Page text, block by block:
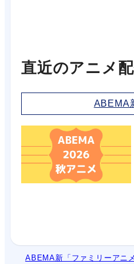
直近のアニメ
ABEMA
ABEMA新「ファミリーアニ